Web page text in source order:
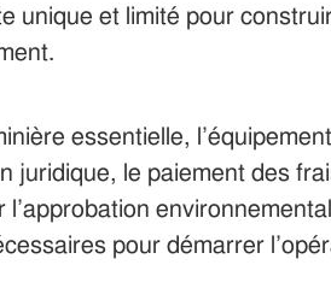
unique et limité pour
essentielle,
juridique, le paiement des
l’approbation
pour démarrer